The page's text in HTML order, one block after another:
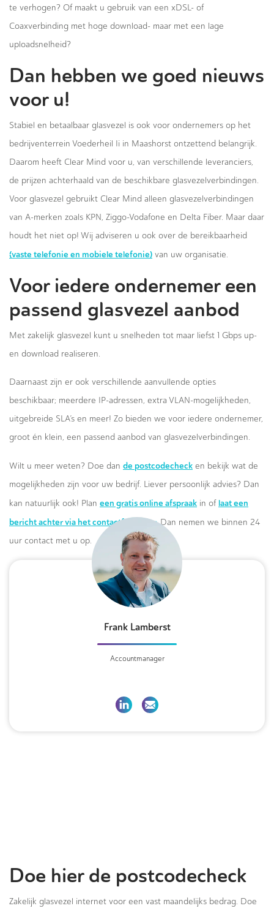
te verhogen? Of maakt u gebruik van een xDSL- of
Coaxverbinding met hoge download- maar met een lage
uploadsnelheid?
Dan hebben we goed nieuws
voor u!
Stabiel en betaalbaar glasvezel is ook voor ondernemers op het
bedrijventerrein Voederheil Ii in Maashorst ontzettend belangrijk.
Daarom heeft Clear Mind voor u, van verschillende leveranciers,
de prijzen achterhaald van de beschikbare glasvezelverbindingen.
Voor glasvezel gebruikt Clear Mind alleen glasvezelverbindingen
van A-merken zoals KPN, Ziggo-Vodafone en Delta Fiber. Maar daar
houdt het niet op! Wij adviseren u ook over de bereikbaarheid
(vaste telefonie en mobiele telefonie) van uw organisatie.
Voor iedere ondernemer een
passend glasvezel aanbod
Met zakelijk glasvezel kunt u snelheden tot maar liefst 1 Gbps up-
en download realiseren.
Daarnaast zijn er ook verschillende aanvullende opties
beschikbaar; meerdere IP-adressen, extra VLAN-mogelijkheden,
uitgebreide SLA’s en meer! Zo bieden we voor iedere ondernemer,
groot én klein, een passend aanbod van glasvezelverbindingen.
Wilt u meer weten? Doe dan de postcodecheck en bekijk wat de
mogelijkheden zijn voor uw bedrijf. Liever persoonlijk advies? Dan
kan natuurlijk ook! Plan een gratis online afspraak in of laat een
bericht achter via het contactformulier.Dan nemen we binnen 24
uur contact met u op.
Frank Lamberst
Accountmanager
Doe hier de postcodecheck
Zakelijk glasvezel internet voor een vast maandelijks bedrag. Doe